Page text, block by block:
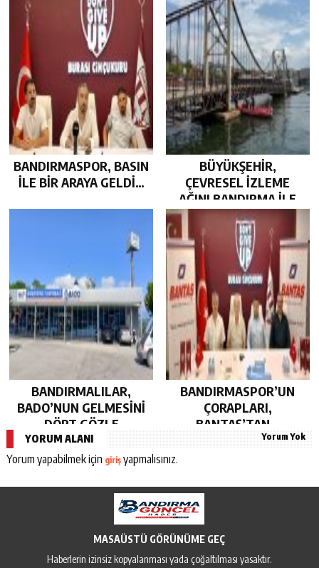
BANDIRMASPOR, BASIN
İLE BİR ARAYA GELDİ…
BÜYÜKŞEHİR,
ÇEVRESEL İZLEME
AĞINI BANDIRMA İLE
GÜÇLENDİRDİ…
BANDIRMALILAR,
BADO’NUN GELMESİNİ
DÖRT GÖZLE
BEKLİYOR…
BANDIRMASPOR’UN
ÇORAPLARI,
BANTAŞ’TAN…
YORUM ALANI Yorum Yok
Yorum yapabilmek için girişyapmalısınız.
MASAÜSTÜ GÖRÜNÜME GEÇ
Haberlerin izinsiz kopyalanması yada çoğaltılması yasaktır.